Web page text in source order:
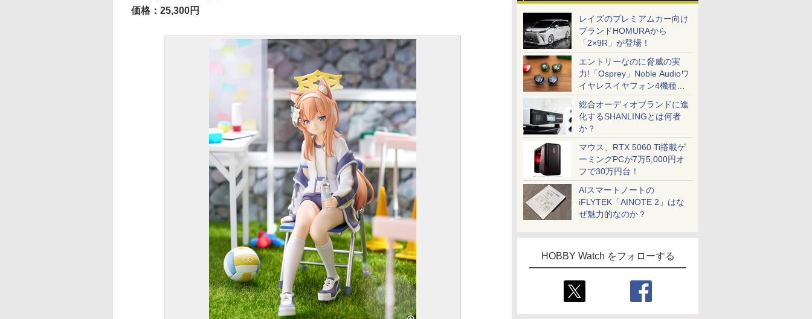
レイズのプレミアムカー向け
ブランドHOMURAから
「2×9R」が登場！
エントリーなのに脅威の実
力!「Osprey」Noble Audioワ
イヤレスイヤフォン4機種を
一気に聴く
総合オーディオブランドに進
化するSHANLINGとは何者
か？
マウス、RTX 5060 Ti搭載ゲ
ーミングPCが7万5,000円オ
フで30万円台！
AIスマートノートの
iFLYTEK「AINOTE 2」はな
ぜ魅力的なのか？
HOBBY Watch をフォローする
価格：25,300円